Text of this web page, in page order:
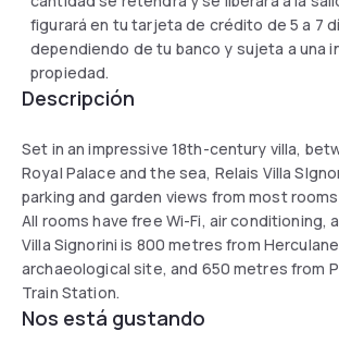
figurará en tu tarjeta de crédito de 5 a 7
dependiendo de tu banco y sujeta a una
propiedad.
Descripción
Set in an impressive 18th-century villa,
Royal Palace and the sea, Relais Villa
parking and garden views from most
All rooms have free Wi-Fi, air conditioning,
Villa Signorini is 800 metres from
archaeological site, and 650 metres from
Train Station.
Nos está gustando